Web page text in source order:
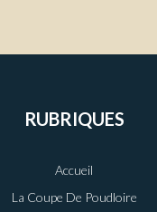
RUBRIQUES
Accueil
La Coupe De Poudloire